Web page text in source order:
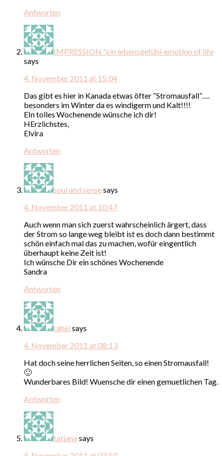
Antworten
IMPRESSION "ein lebensgefühl-emotion of life
says
4. November 2011 at 15:04
Das gibt es hier in Kanada etwas öfter “Stromausfall”….
besonders im Winter da es windigerm und Kalt!!!!
EIn tolles Wochenende wünsche ich dir!
HErzlichstes,
Elvira
Antworten
soul and sensesays
4. November 2011 at 10:47
Auch wenn man sich zuerst wahrscheinlich ärgert, dass
der Strom so lange weg bleibt ist es doch dann bestimmt
schön einfach mal das zu machen, wofür eingentlich
überhaupt keine Zeit ist!
Ich wünsche Dir ein schönes Wochenende
Sandra
Antworten
rahel says
4. November 2011 at 08:13
Hat doch seine herrlichen Seiten, so einen Stromausfall!
🙂
Wunderbares Bild! Wuensche dir einen gemuetlichen Tag.
Antworten
tatjana says